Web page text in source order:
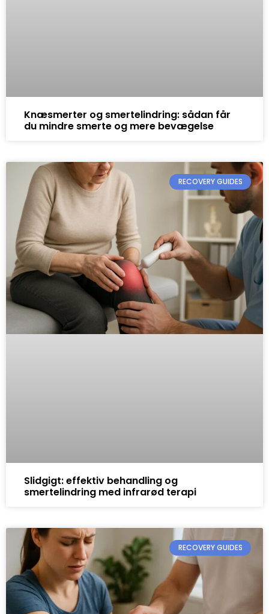
Knæsmerter og smertelindring: sådan får
du mindre smerte og mere bevægelse
RECOVERY GUIDES
Slidgigt: effektiv behandling og
smertelindring med infrarød terapi
RECOVERY GUIDES